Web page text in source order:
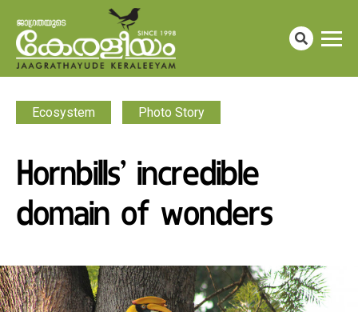
Ecosystem Photo Story
Hornbills’ incredible
domain of wonders